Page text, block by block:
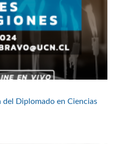
Diplomado en Ciencias